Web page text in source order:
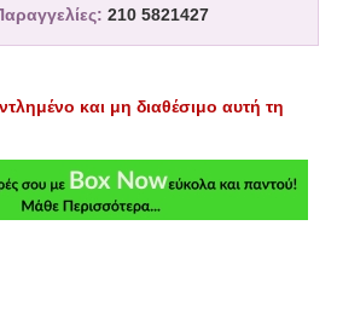
210 5821427
και μη διαθέσιμο αυτή τη